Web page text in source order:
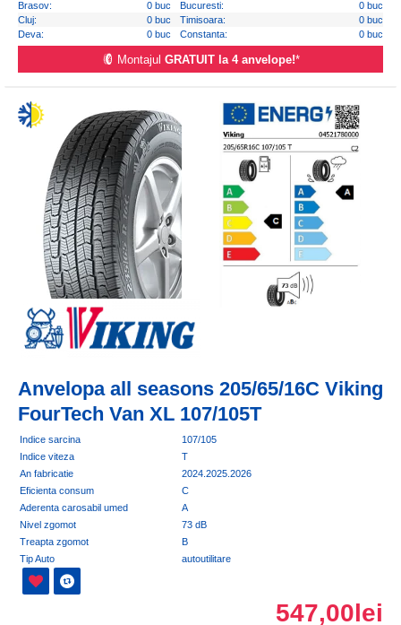
Brasov:
0 buc Bucuresti:
0 buc
Cluj:
0 buc Timisoara:
0 buc
Deva:
0 buc Constanta: 0 buc
Montajul GRATUIT la 4 anvelope!*
Anvelopa all seasons 205/65/16C Viking
FourTech Van XL 107/105T
Indice sarcina
107/105
Indice viteza
T
An fabricatie
2024.2025.2026
Eficienta consum
C
Aderenta carosabil umed
A
Nivel zgomot
73 dB
Treapta zgomot
B
Tip Auto
autoutilitare
547,00lei